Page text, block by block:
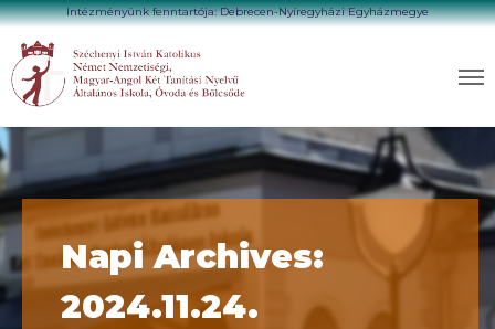
Intézményünk fenntartója: Debrecen-Nyíregyházi Egyházmegye
Napi Archives:
2024.11.24.